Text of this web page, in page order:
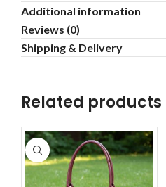
Additional information
Reviews (0)
Shipping & Delivery
Related products